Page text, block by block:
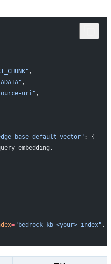
,
,
uri"
,
base-default-vector"
: {
="bedrock-kb-<your>-index" ,